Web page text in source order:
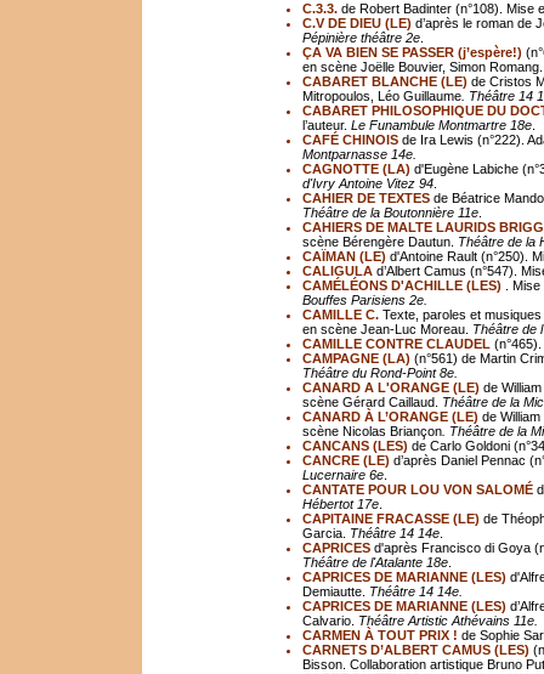
C.3.3.de Robert Badinter (n°108). Mise
C.V DE DIEU (LE) d’après le roman de
Pépinière théâtre 2e.
ÇA VA BIEN SE PASSER (j’espère!)
en scène Joëlle Bouvier, Simon
CABARET BLANCHE (LE) de Cristos
Mitropoulos, Léo Guillaume. Théâtre 14
CABARET PHILOSOPHIQUE DU
l’auteur. Le Funambule Montmartre 18e.
CAFÉ CHINOISde Ira Lewis (n°222).
Montparnasse 14e.
CAGNOTTE (LA) d'Eugène Labiche
d'Ivry Antoine Vitez 94.
CAHIER DE TEXTES de Béatrice
Théâtre de la Boutonnière 11e.
CAHIERS DE MALTE LAURIDS
scène Bérengère Dautun. Théâtre de la
CAÏMAN (LE) d'Antoine Rault (n°250).
CALIGULA d’Albert Camus (n°547).
CAMÉLÉONS D'ACHILLE (LES)
.
Bouffes Parisiens 2e.
CAMILLE C. Texte, paroles et
en scène Jean-Luc Moreau. Théâtre de
CAMILLE CONTRE CLAUDEL
CAMPAGNE (LA) (n°561) de Martin
Théâtre du Rond-Point 8e.
CANARD A L'ORANGE (LE) de
scène Gérard Caillaud. Théâtre de la
CANARD À L’ORANGE (LE) de
scène Nicolas Briançon. Théâtre de la
CANCANS (LES) de Carlo Goldoni
CANCRE (LE) d’après Daniel Pennac
Lucernaire 6e.
CANTATE POUR LOU VON SALOMÉ
Hébertot 17e.
CAPITAINE FRACASSE (LE) de
Garcia. Théâtre 14 14e.
CAPRICES d'après Francisco di Goya
Théâtre de l'Atalante 18e.
CAPRICES DE MARIANNE (LES)
Demiautte. Théâtre 14 14e.
CAPRICES DE MARIANNE (LES)
Calvario. Théâtre Artistic Athévains 11e.
CARMEN À TOUT PRIX ! de Sophie
CARNETS D’ALBERT CAMUS (LES)
Bisson. Collaboration artistique Bruno